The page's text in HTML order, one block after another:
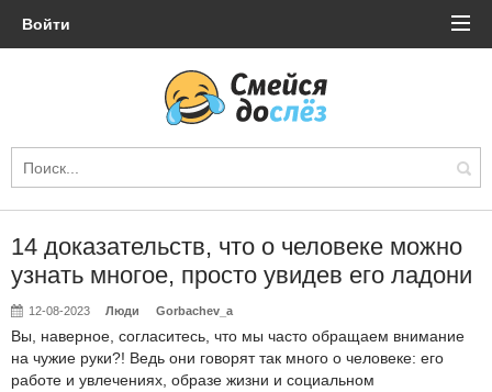
Войти
14 доказательств, что о человеке можно
узнать многое, просто увидев его ладони
12-08-2023 Люди Gorbachev_a
Вы, наверное, согласитесь, что мы часто обращаем внимание
на чужие руки?! Ведь они говорят так много о человеке: его
работе и увлечениях, образе жизни и социальном